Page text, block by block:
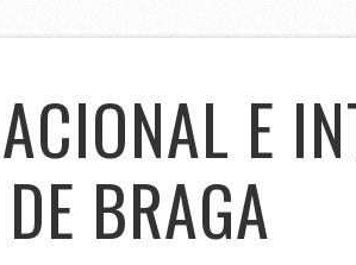
E
DE BRAGA